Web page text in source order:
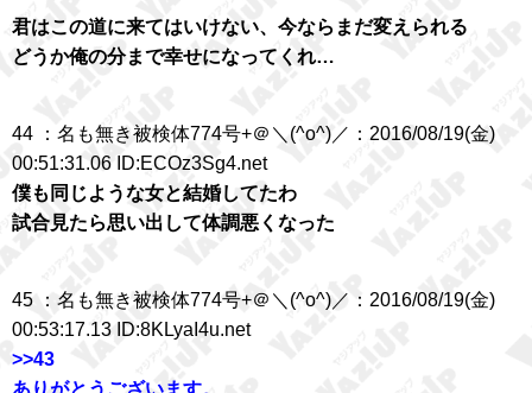
君はこの道に来てはいけない、今ならまだ変えられる
どうか俺の分まで幸せになってくれ…
44 ：名も無き被検体774号+＠＼(^o^)／：2016/08/19(金)
00:51:31.06 ID:ECOz3Sg4.net
僕も同じような女と結婚してたわ
試合見たら思い出して体調悪くなった
45 ：名も無き被検体774号+＠＼(^o^)／：2016/08/19(金)
00:53:17.13 ID:8KLyaI4u.net
>>43